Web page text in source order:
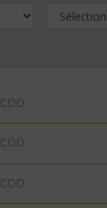
CDD
CDD
CDD